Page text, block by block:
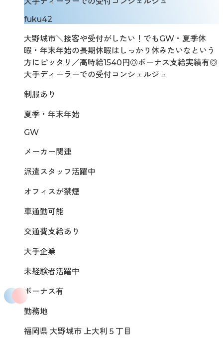
fuku42
大野城市＼接客や受付がしたい！でもGW・夏季休
暇・年末年始の長期休暇はしっかり休みたいなという
方にピッタリ／高時給1540円◎ボーナス支給実績有◎
大手ディーラーでの受付コンシェルジュ
制服あり
夏季・年末年始
GW
メーカー関連
派遣スタッフ活躍中
オフィスが禁煙
車通勤可能
交通費支給あり
大手企業
未経験者活躍中
ボーナス有
勤務地
福岡県 大野城市 上大利５丁目